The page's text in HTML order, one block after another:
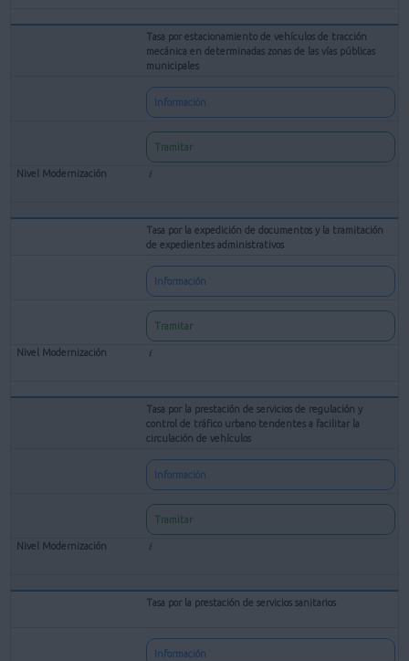
Tasa por estacionamiento de vehículos de tracción
mecánica en determinadas zonas de las vías públicas
municipales
Información
Tramitar
Tasa por la expedición de documentos y la tramitación
de expedientes administrativos
Información
Tramitar
Tasa por la prestación de servicios de regulación y
control de tráfico urbano tendentes a facilitar la
circulación de vehículos
Información
Tramitar
Tasa por la prestación de servicios sanitarios
Información